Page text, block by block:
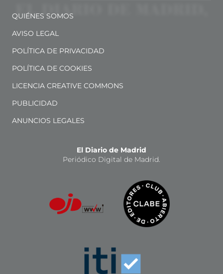
QUIÉNES SOMOS
AVISO LEGAL
POLÍTICA DE PRIVACIDAD
POLÍTICA DE COOKIES
LICENCIA CREATIVE COMMONS
PUBLICIDAD
ANUNCIOS LEGALES
El Diario de Madrid
Periódico Digital de Madrid.